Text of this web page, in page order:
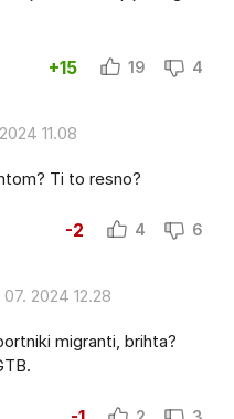
+15 19 4
11.08
Ti to resno?
-2 4 6
07. 2024 12.28
migranti, brihta?